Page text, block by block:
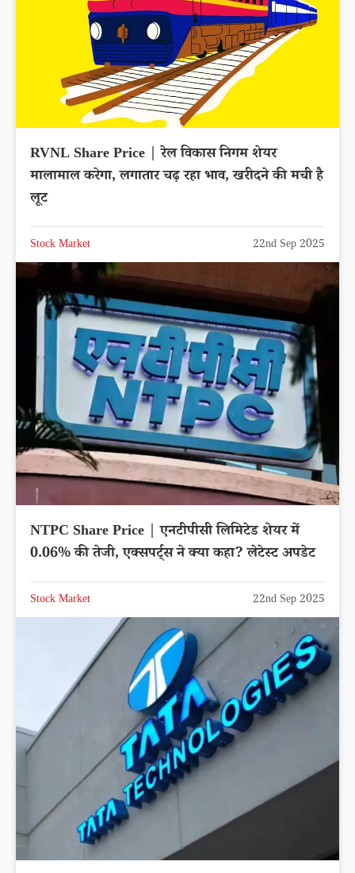
RVNL Share Price | रेल विकास निगम शेयर
मालामाल करेगा, लगातार चढ़ रहा भाव, खरीदने की मची है
लूट
Stock Market 22nd Sep 2025
NTPC Share Price | एनटीपीसी लिमिटेड शेयर में
0.06% की तेजी, एक्सपर्ट्स ने क्या कहा? लेटेस्ट अपडेट
Stock Market 22nd Sep 2025